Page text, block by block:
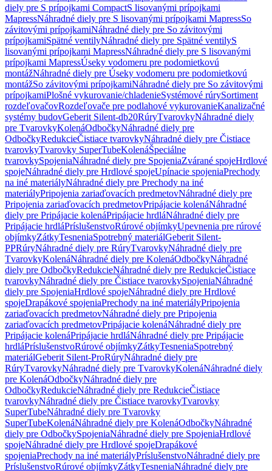
diely pre S prípojkami CompactS lisovanými prípojkami
MapressNáhradné diely pre S lisovanými prípojkami MapressSo
závitovými prípojkamiNáhradné diely pre So závitovými
prípojkamiSpätné ventilyNáhradné diely pre Spätné ventilyS
lisovanými prípojkami MapressNáhradné diely pre S lisovanými
prípojkami MapressÚseky vodomeru pre podomietkovú
montážNáhradné diely pre Úseky vodomeru pre podomietkovú
montážSo závitovými prípojkamiNáhradné diely pre So závitovými
prípojkamiPlošné vykurovanie/chladenieSystémové rúrySortiment
rozdeľovačovRozdeľovače pre podlahové vykurovanieKanalizačné
systémy budovGeberit Silent-db20RúryTvarovkyNáhradné diely
pre TvarovkyKolenáOdbočkyNáhradné diely pre
OdbočkyRedukcieČistiace tvarovkyNáhradné diely pre Čistiace
tvarovkyTvarovky SuperTubeKolenáŠpeciálne
tvarovkySpojeniaNáhradné diely pre SpojeniaZvárané spojeHrdlové
spojeNáhradné diely pre Hrdlové spojeUpínacie spojeniaPrechody
na iné materiályNáhradné diely pre Prechody na iné
materiályPripojenia zariaďovacích predmetovNáhradné diely pre
Pripojenia zariaďovacích predmetovPripájacie kolenáNáhradné
diely pre Pripájacie kolenáPripájacie hrdláNáhradné diely pre
Pripájacie hrdláPríslušenstvoRúrové objímkyUpevnenia pre rúrové
objímkyZátkyTesneniaSpotrebný materiálGeberit Silent-
PPRúryNáhradné diely pre RúryTvarovkyNáhradné diely pre
TvarovkyKolenáNáhradné diely pre KolenáOdbočkyNáhradné
diely pre OdbočkyRedukcieNáhradné diely pre RedukcieČistiace
tvarovkyNáhradné diely pre Čistiace tvarovkySpojeniaNáhradné
diely pre SpojeniaHrdlové spojeNáhradné diely pre Hrdlové
spojeDrapákové spojeniaPrechody na iné materiályPripojenia
zariaďovacích predmetovNáhradné diely pre Pripojenia
zariaďovacích predmetovPripájacie kolenáNáhradné diely pre
Pripájacie kolenáPripájacie hrdláNáhradné diely pre Pripájacie
hrdláPríslušenstvoRúrové objímkyZátkyTesneniaSpotrebný
materiálGeberit Silent-ProRúryNáhradné diely pre
RúryTvarovkyNáhradné diely pre TvarovkyKolenáNáhradné diely
pre KolenáOdbočkyNáhradné diely pre
OdbočkyRedukcieNáhradné diely pre RedukcieČistiace
tvarovkyNáhradné diely pre Čistiace tvarovkyTvarovky
SuperTubeNáhradné diely pre Tvarovky
SuperTubeKolenáNáhradné diely pre KolenáOdbočkyNáhradné
diely pre OdbočkySpojeniaNáhradné diely pre SpojeniaHrdlové
spojeNáhradné diely pre Hrdlové spojeDrapákové
spojeniaPrechody na iné materiályPríslušenstvoNáhradné diely pre
PríslušenstvoRúrové objímkyZátkyTesneniaNáhradné diely pre